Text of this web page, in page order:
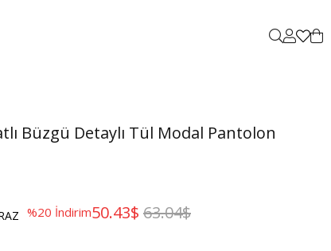
Büzgü Detaylı Tül Modal Pantolon
%20 İndirim 63.04$
50.43$